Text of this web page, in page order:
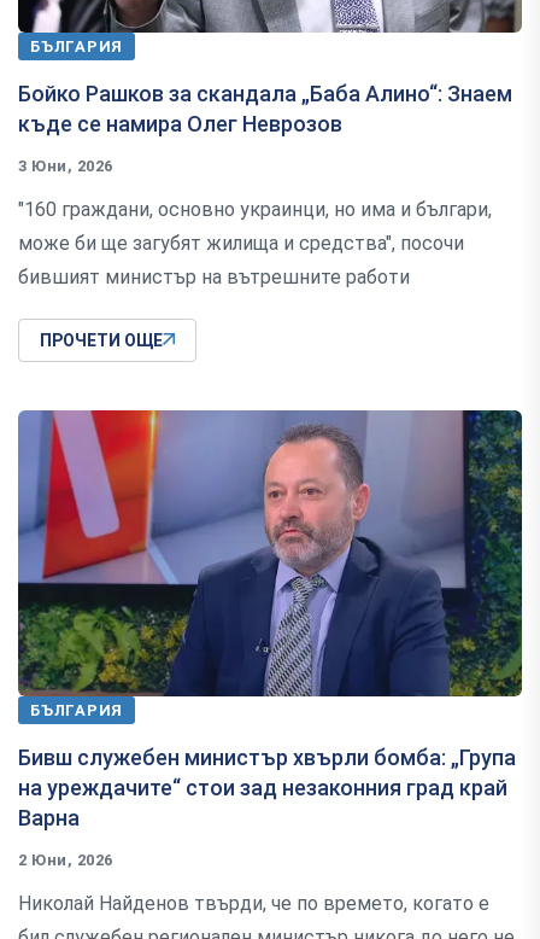
БЪЛГАРИЯ
Бойко Рашков за скандала „Баба Алино“: Знаем
къде се намира Олег Неврозов
3 Юни, 2026
"160 граждани, основно украинци, но има и българи,
може би ще загубят жилища и средства", посочи
бившият министър на вътрешните работи
ПРОЧЕТИ ОЩЕ
БЪЛГАРИЯ
Бивш служебен министър хвърли бомба: „Група
на уреждачите“ стои зад незаконния град край
Варна
2 Юни, 2026
Николай Найденов твърди, че по времето, когато е